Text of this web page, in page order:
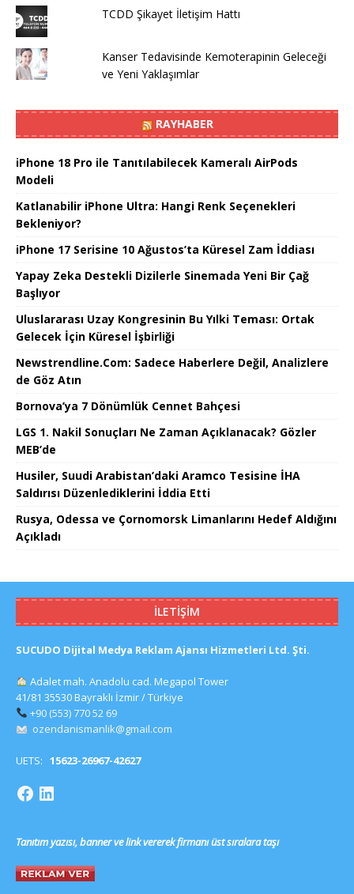
TCDD Şikayet İletişim Hattı
Kanser Tedavisinde Kemoterapinin Geleceği
ve Yeni Yaklaşımlar
RAYHABER
iPhone 18 Pro ile Tanıtılabilecek Kameralı AirPods
Modeli
Katlanabilir iPhone Ultra: Hangi Renk Seçenekleri
Bekleniyor?
iPhone 17 Serisine 10 Ağustos’ta Küresel Zam İddiası
Yapay Zeka Destekli Dizilerle Sinemada Yeni Bir Çağ
Başlıyor
Uluslararası Uzay Kongresinin Bu Yılki Teması: Ortak
Gelecek İçin Küresel İşbirliği
Newstrendline.Com: Sadece Haberlere Değil, Analizlere
de Göz Atın
Bornova’ya 7 Dönümlük Cennet Bahçesi
LGS 1. Nakil Sonuçları Ne Zaman Açıklanacak? Gözler
MEB’de
Husiler, Suudi Arabistan’daki Aramco Tesisine İHA
Saldırısı Düzenlediklerini İddia Etti
Rusya, Odessa ve Çornomorsk Limanlarını Hedef Aldığını
Açıkladı
İLETIŞIM
SUCUDO Dijital Medya Reklam Ajansı Hizmetleri Ltd. Şti.
Adalet mah. Anadolu cad. Megapol Tower
41/81 35530 Bayraklı İzmir / Türkiye
+90 (553) 770 52 69
ozendanismanlik@gmail.com
UETS: 15623-26967-42627
Tanıtım yazısı, banner ve link vererek firmanı üst sıralara taşı